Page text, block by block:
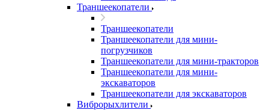
Траншеекопатели
Траншеекопатели
Траншеекопатели для мини-
погрузчиков
Траншеекопатели для мини-тракторов
Траншеекопатели для мини-
экскаваторов
Траншеекопатели для экскаваторов
Виброрыхлители